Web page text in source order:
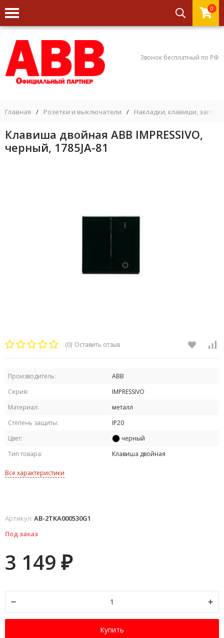
0
Звонок бесплатный по РФ
Главная / Розетки и выключатели / Накладки, клавиши,
Клавиша двойная ABB IMPRESSIVO,
черный, 1785JA-81
(0) Оставить отзыв
Производитель:
ABB
Серия:
IMPRESSIVO
Материал:
металл
Степень защиты:
IP20
Цвет:
черный
Тип товара:
Клавиша двойная
Все характеристики
Артикул: AB-2TKA000530G1
Под заказ
3 149 ₽
Купить